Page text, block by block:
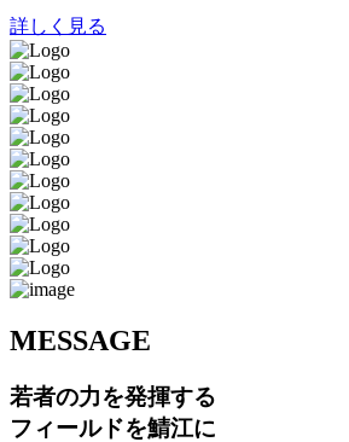
詳しく見る
MESSAGE
若者の力を発揮する
フィールドを鯖江に